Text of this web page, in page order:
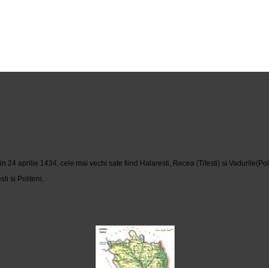
24 aprilie 1434, cele mai vechi sate fiind Halaresti, Recea (Tifesti) si
si Politeni.